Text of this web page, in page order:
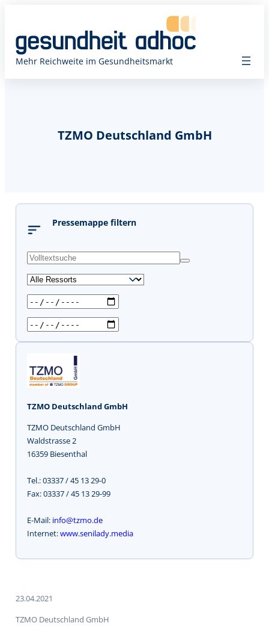
Mehr Reichweite im Gesundheitsmarkt
TZMO Deutschland GmbH
Pressemappe filtern
s
TZMO Deutschland GmbH
TZMO Deutschland GmbH
Waldstrasse 2
16359 Biesenthal
Tel.: 03337 / 45 13 29-0
Fax: 03337 / 45 13 29-99
E-Mail: info@tzmo.de
Internet:www.senilady.media
23.04.2021
TZMO Deutschland GmbH